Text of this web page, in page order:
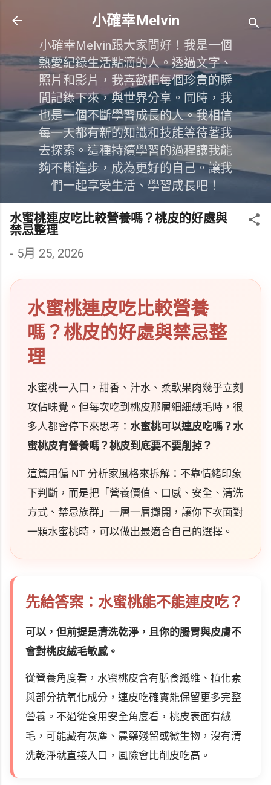
跳到主要內容
小確幸Melvin
小確幸Melvin跟大家問好！我是一個
熱愛紀錄生活點滴的人。透過文字、
照片和影片，我喜歡把每個珍貴的瞬
間記錄下來，與世界分享。同時，我
也是一個不斷學習成長的人。我相信
每一天都有新的知識和技能等待著我
去探索。這種持續學習的過程讓我能
夠不斷進步，成為更好的自己。讓我
們一起享受生活、學習成長吧！
水蜜桃連皮吃比較營養嗎？桃皮的好處與
禁忌整理
- 5月 25, 2026
水蜜桃連皮吃比較營養
嗎？桃皮的好處與禁忌整
理
水蜜桃一入口，甜香、汁水、柔軟果肉幾乎立刻
攻佔味覺。但每次吃到桃皮那層細細絨毛時，很
多人都會停下來思考： 水蜜桃可以連皮吃嗎？水
蜜桃皮有營養嗎？桃皮到底要不要削掉？
這篇用偏 NT 分析家風格來拆解：不靠情緒印象
下判斷，而是把「營養價值、口感、安全、清洗
方式、禁忌族群」一層一層攤開，讓你下次面對
一顆水蜜桃時，可以做出最適合自己的選擇。
先給答案：水蜜桃能不能連皮吃？
可以，但前提是清洗乾淨，且你的腸胃與皮膚不
會對桃皮絨毛敏感。
從營養角度看，水蜜桃皮含有膳食纖維、植化素
與部分抗氧化成分，連皮吃確實能保留更多完整
營養。不過從食用安全角度看，桃皮表面有絨
毛，可能藏有灰塵、農藥殘留或微生物，沒有清
洗乾淨就直接入口，風險會比削皮吃高。